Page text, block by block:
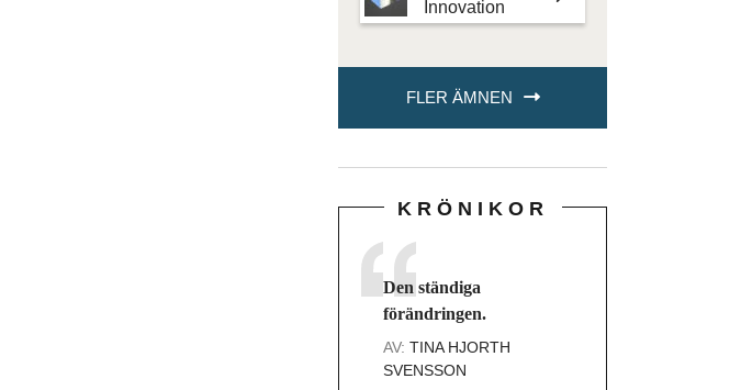
Innovation
FLER ÄMNEN
KRÖNIKOR
Den ständiga
förändringen.
AV: TINA HJORTH
SVENSSON